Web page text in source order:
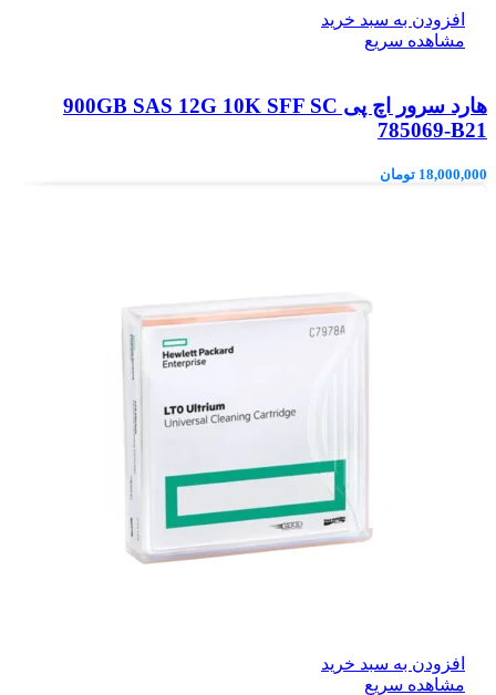
افزودن به سبد خرید
مشاهده سریع
هارد سرور اچ پی 900GB SAS 12G 10K SFF SC
785069-B21
18,000,000 تومان
افزودن به سبد خرید
مشاهده سریع